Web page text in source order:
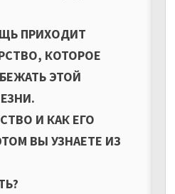
ПРИХОДИТ
КОТОРОЕ
ЭТОЙ
И КАК ЕГО
ВЫ УЗНАЕТЕ ИЗ